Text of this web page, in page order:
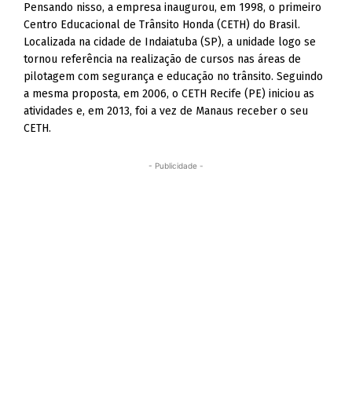
Pensando nisso, a empresa inaugurou, em 1998, o primeiro
Centro Educacional de Trânsito Honda (CETH) do Brasil.
Localizada na cidade de Indaiatuba (SP), a unidade logo se
tornou referência na realização de cursos nas áreas de
pilotagem com segurança e educação no trânsito. Seguindo
a mesma proposta, em 2006, o CETH Recife (PE) iniciou as
atividades e, em 2013, foi a vez de Manaus receber o seu
CETH.
- Publicidade -